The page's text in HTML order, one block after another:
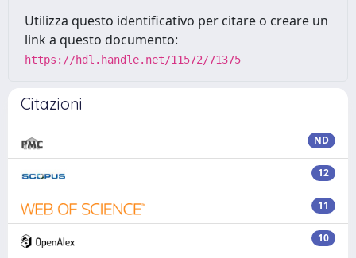
Utilizza questo identificativo per citare o creare un
link a questo documento:
https://hdl.handle.net/11572/71375
Citazioni
ND
12
11
10